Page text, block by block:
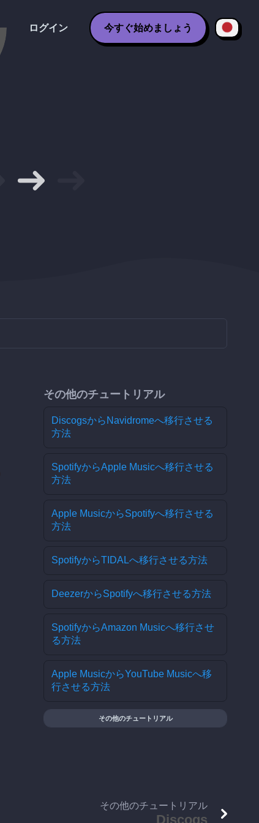
ログイン 今すぐ始めましょう
その他のチュートリアル
DiscogsからNavidromeへ移行させる
方法
SpotifyからApple Musicへ移行させる
方法
Apple MusicからSpotifyへ移行させる
方法
SpotifyからTIDALへ移行させる方法
DeezerからSpotifyへ移行させる方法
SpotifyからAmazon Musicへ移行させ
る方法
Apple MusicからYouTube Musicへ移
行させる方法
その他のチュートリアル
その他のチュートリアル
Discogs